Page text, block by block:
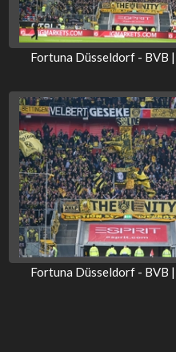
Fortuna Düsseldorf - BVB
Fortuna Düsseldorf - BVB